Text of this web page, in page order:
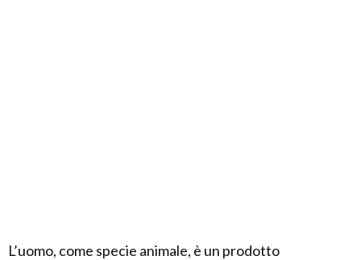
L’uomo, come specie animale, è un prodotto